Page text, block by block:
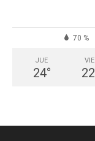
70 %
JUE
24°
VIE
22